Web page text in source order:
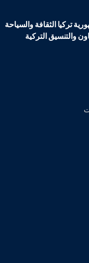
تركيا الثقافة والسياحة
والتنسيق التركية